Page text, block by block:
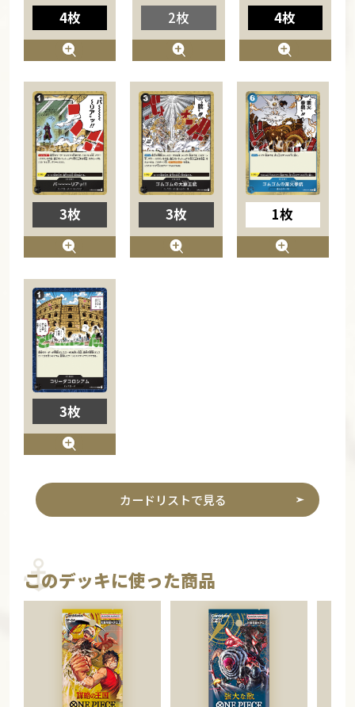
4枚 2枚 4枚
3枚 3枚 1枚
3枚
カードリストで見る
このデッキに使った商品